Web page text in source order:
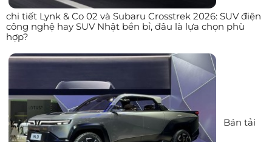
chi tiết Lynk & Co 02 và Subaru Crosstrek 2026: SUV điện
công nghệ hay SUV Nhật bền bỉ, đâu là lựa chọn phù
hợp?
Bán tải